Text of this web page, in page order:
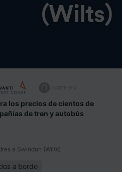
(Wilts)
los precios de cientos de
de tren y autobús
a Swindon (Wilts)
a bordo